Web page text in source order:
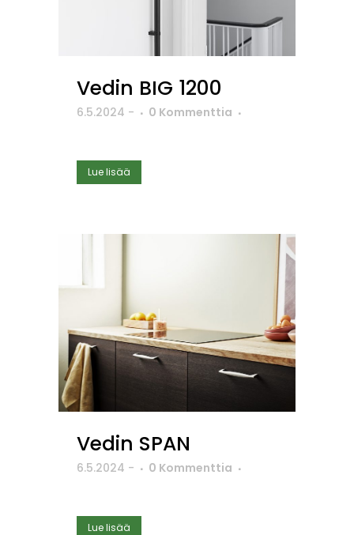
Vedin BIG 1200
6.5.2024 - 0 Kommenttia
Lue lisää
Vedin SPAN
6.5.2024 - 0 Kommenttia
Lue lisää